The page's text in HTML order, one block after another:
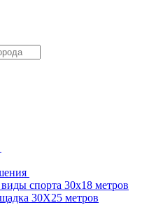
спорта 30x18 метров
30Х25 метров